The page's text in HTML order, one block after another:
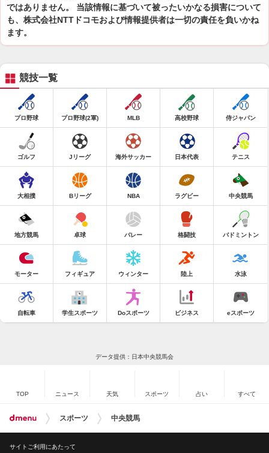
ではありません。 当該情報に基づいて被ったいかなる損害について
も、株式会社NTTドコモおよび情報提供者は一切の責任を負いかね
ます。
競技一覧
プロ野球 プロ野球(2軍) MLB 高校野球 侍ジャパン
ゴルフ Jリーグ 海外サッカー 日本代表 テニス
大相撲 Bリーグ NBA ラグビー 中央競馬
地方競馬 卓球 バレー 格闘技 バドミントン
モーター フィギュア ウィンター 陸上 水泳
自転車 学生スポーツ Doスポーツ ビジネス eスポーツ
データ提供：日本中央競馬会
TOP ニュース 天気 スポーツ 占い すべて
スポーツ 中央競馬
サイトご利用にあたって